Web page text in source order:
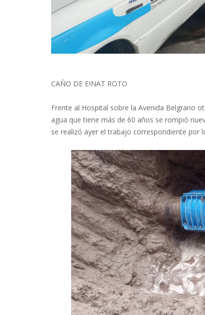
CAÑO DE EINAT ROTO
Frente al Hospital sobre la Avenida Belgrano
agua que tiene más de 60 años se rompió
se realizó ayer el trabajo correspondiente por